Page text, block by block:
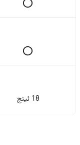
18 ئینج